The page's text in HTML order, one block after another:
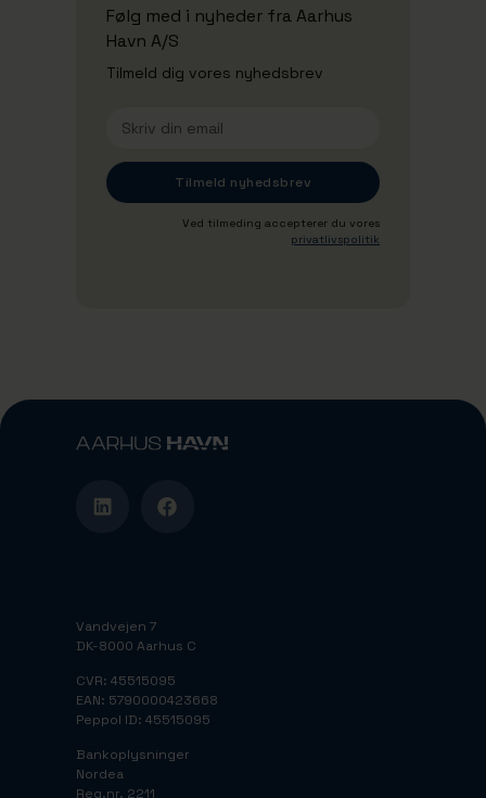
Følg med i nyheder fra Aarhus
Havn A/S
Tilmeld dig vores nyhedsbrev
Ved tilmeding accepterer du vores
privatlivspolitik
Vandvejen 7
DK-8000 Aarhus C
CVR: 45515095
EAN: 5790000423668
Peppol ID: 45515095
Bankoplysninger
Nordea
Reg.nr. 2211